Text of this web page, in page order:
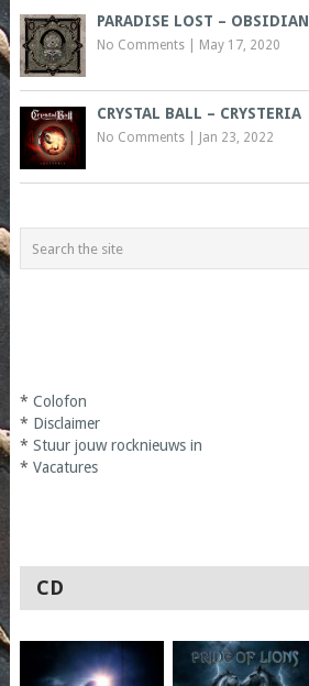
PARADISE LOST – OBSIDIAN
No Comments| May 17, 2020
CRYSTAL BALL – CRYSTERIA
No Comments| Jan 23, 2022
* Colofon
* Disclaimer
* Stuur jouw rocknieuws in
* Vacatures
CD